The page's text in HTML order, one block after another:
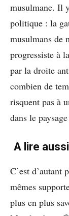
musulmane. Il
politique : la
musulmans de
progressiste à
par la droite
combien de
risquent pas à
dans le
A lire
C’est d’autant
mêmes
plus en plus